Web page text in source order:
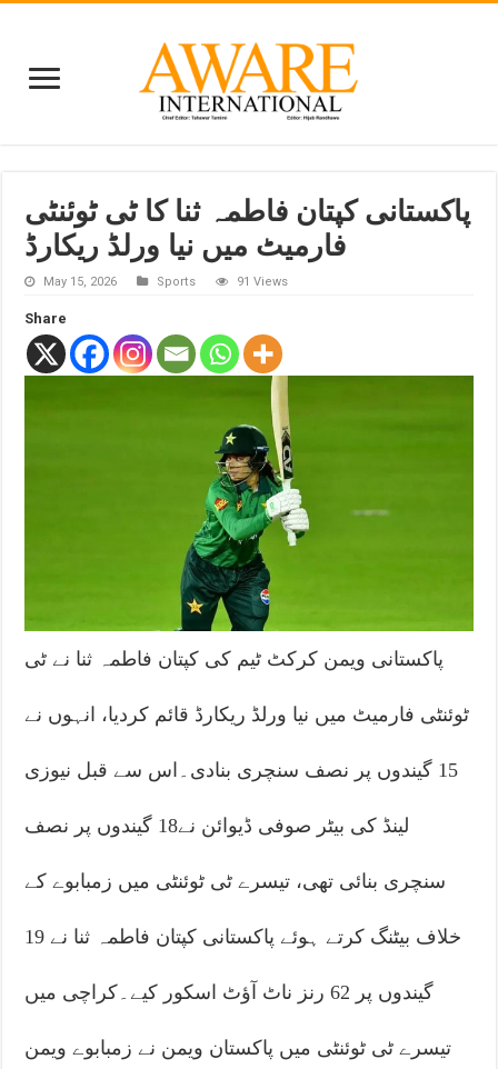
پاکستانی کپتان فاطمہ ثنا کا ٹی ٹوئنٹی
فارمیٹ میں نیا ورلڈ ریکارڈ
May 15, 2026 Sports 91 Views
Share
پاکستانی ویمن کرکٹ ٹیم کی کپتان فاطمہ ثنا نے ٹی
ٹوئنٹی فارمیٹ میں نیا ورلڈ ریکارڈ قائم کردیا، انہوں نے
15 گیندوں پر نصف سنچری بنادی۔اس سے قبل نیوزی
لینڈ کی بیٹر صوفی ڈیوائن نے18 گیندوں پر نصف
سنچری بنائی تھی، تیسرے ٹی ٹوئنٹی میں زمبابوے کے
خلاف بیٹنگ کرتے ہوئے پاکستانی کپتان فاطمہ ثنا نے 19
گیندوں پر 62 رنز ناٹ آؤٹ اسکور کیے۔کراچی میں
تیسرے ٹی ٹوئنٹی میں پاکستان ویمن نے زمبابوے ویمن